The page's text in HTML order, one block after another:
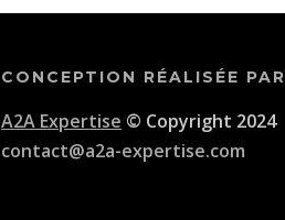
CONCEPTION RÉALISÉE PAR
A2A Expertise © Copyright 2024
contact@a2a-expertise.com